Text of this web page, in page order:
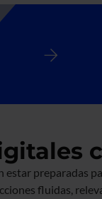
preparadas
fluidas,